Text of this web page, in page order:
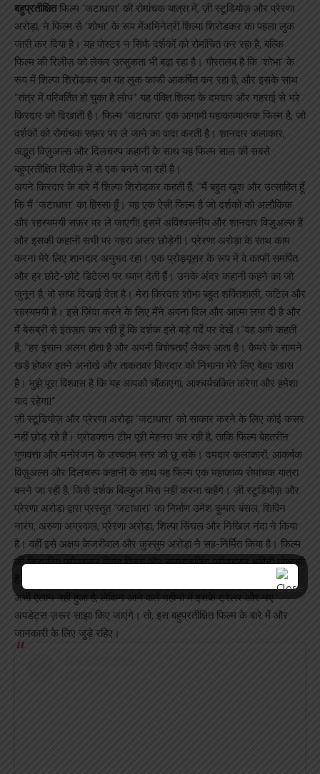
बहुप्रतीक्षितफिल्म ‘जटाधारा’ की रोमांचक यात्रा में, ज़ी स्टूडियोज़ और प्रेरणा
अरोड़ा, ने फिल्म से ‘शोभा’ के रूप मेंअभिनेत्री शिल्पा शिरोडकर का पहला लुक
जारी कर दिया है। यह पोस्टर न सिर्फ दर्शकों को रोमांचित कर रहा है, बल्कि
फिल्म की रिलीज़ को लेकर उत्सुकता भी बढ़ा रहा है। गौरतलब है कि ‘शोभा’ के
रूप में शिल्पा शिरोडकर का यह लुक काफी आकर्षित कर रहा है, और इसके साथ
“तंत्र में परिवर्तित हो चुका है लोभ” यह पंक्ति शिल्पा के दमदार और गहराई से भरे
किरदार को दिखाती है। फिल्म ‘जटाधारा’ एक आगामी महाकाव्यात्मक फिल्म है, जो
दर्शकों को रोमांचक सफ़र पर ले जाने का वादा करती है। शानदार कलाकार,
अद्भुत विज़ुअल्स और दिलचस्प कहानी के साथ यह फिल्म साल की सबसे
बहुप्रतीक्षित रिलीज़ में से एक बनने जा रही है।
अपने किरदार के बारे में शिल्पा शिरोडकर कहती हैं, “मैं बहुत खुश और उत्साहित हूँ
कि मैं ‘जटाधारा’ का हिस्सा हूँ। यह एक ऐसी फिल्म है जो दर्शकों को अलौकिक
और रहस्यमयी सफ़र पर ले जाएगी! इसमें अविश्वसनीय और शानदार विज़ुअल्स हैं
और इसकी कहानी सभी पर गहरा असर छोड़ेगी। प्रेरणा अरोड़ा के साथ काम
करना मेरे लिए शानदार अनुभव रहा। एक प्रोड्यूसर के रूप में वे काफी समर्पित
और हर छोटे-छोटे डिटेल्स पर ध्यान देती हैं। उनके अंदर कहानी कहने का जो
जुनून है, वो साफ दिखाई देता है। मेरा किरदार शोभा बहुत शक्तिशाली, जटिल और
रहस्यमयी है। इसे ज़िंदा करने के लिए मैंने अपना दिल और आत्मा लगा दी है और
मैं बेसब्री से इंतज़ार कर रही हूँ कि दर्शक इसे बड़े पर्दे पर देखें।”वह आगे कहती
हैं, “हर इंसान अलग होता है और अपनी विशेषताएँ लेकर आता है। कैमरे के सामने
खड़े होकर इतने अनोखे और ताकतवर किरदार को निभाना मेरे लिए बेहद खास
है। मुझे पूरा विश्वास है कि यह आपको चौंकाएगा, आश्चर्यचकित करेगा और हमेशा
याद रहेगा!”
ज़ी स्टूडियोज़ और प्रेरणा अरोड़ा ‘जटाधारा’ को साकार करने के लिए कोई कसर
नहीं छोड़ रहे हैं। प्रोडक्शन टीम पूरी मेहनत कर रही है, ताकि फिल्म बेहतरीन
गुणवत्ता और मनोरंजन के उच्चतम स्तर को छू सके। दमदार कलाकारों, आकर्षक
विज़ुअल्स और दिलचस्प कहानी के साथ यह फिल्म एक महाकाव्य रोमांचक यात्रा
बनने जा रही है, जिसे दर्शक बिल्कुल मिस नहीं करना चाहेंगे। ज़ी स्टूडियोज़ और
प्रेरणा अरोड़ा द्वारा प्रस्तुत ‘जटाधारा’ का निर्माण उमेश कुमार बंसल, शिविन
नारंग, अरुणा अग्रवाल, प्रेरणा अरोड़ा, शिल्पा सिंघल और निखिल नंदा ने किया
है। वहीं इसे अक्षय केजरीवाल और कुस्सुम अरोड़ा ने सह-निर्मित किया है। फिल्म
की क्रिएटिव प्रोड्यूसर दिव्या विजय और सुपरवाइजिंग प्रोड्यूसर भविनी गोस्वामी
हैं। इसका संगीत ज़ी म्यूज़िक कंपनी लेकर आ रही है। फिल्म की रिलीज़ डेट का
अभी ऐलान नहीं हुआ है, लेकिन आने वाले महीनों में इसके ट्रेलर और नए
अपडेट्स ज़रूर साझा किए जाएंगे। तो, इस बहुप्रतीक्षित फिल्म के बारे में और
जानकारी के लिए जुड़े रहिए।